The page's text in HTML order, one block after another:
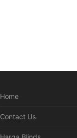
Home
Contact Us